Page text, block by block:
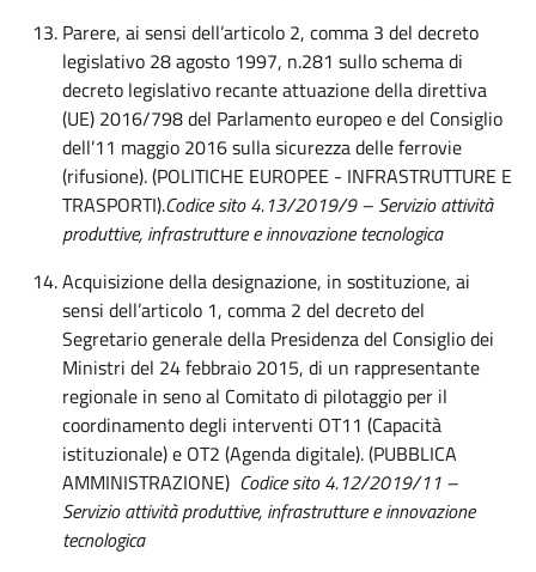
Parere, ai sensi dell’articolo 2, comma 3 del decreto
legislativo 28 agosto 1997, n.281 sullo schema di
decreto legislativo recante attuazione della direttiva
(UE) 2016/798 del Parlamento europeo e del Consiglio
dell’11 maggio 2016 sulla sicurezza delle ferrovie
(rifusione). (POLITICHE EUROPEE - INFRASTRUTTURE E
TRASPORTI).Codice sito 4.13/2019/9 – Servizio attività
produttive, infrastrutture e innovazione tecnologica
Acquisizione della designazione, in sostituzione, ai
sensi dell’articolo 1, comma 2 del decreto del
Segretario generale della Presidenza del Consiglio dei
Ministri del 24 febbraio 2015, di un rappresentante
regionale in seno al Comitato di pilotaggio per il
coordinamento degli interventi OT11 (Capacità
istituzionale) e OT2 (Agenda digitale). (PUBBLICA
AMMINISTRAZIONE) Codice sito 4.12/2019/11 –
Servizio attività produttive, infrastrutture e innovazione
tecnologica